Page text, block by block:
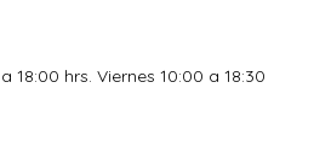
18:00 hrs. Viernes 10:00 a 18:30